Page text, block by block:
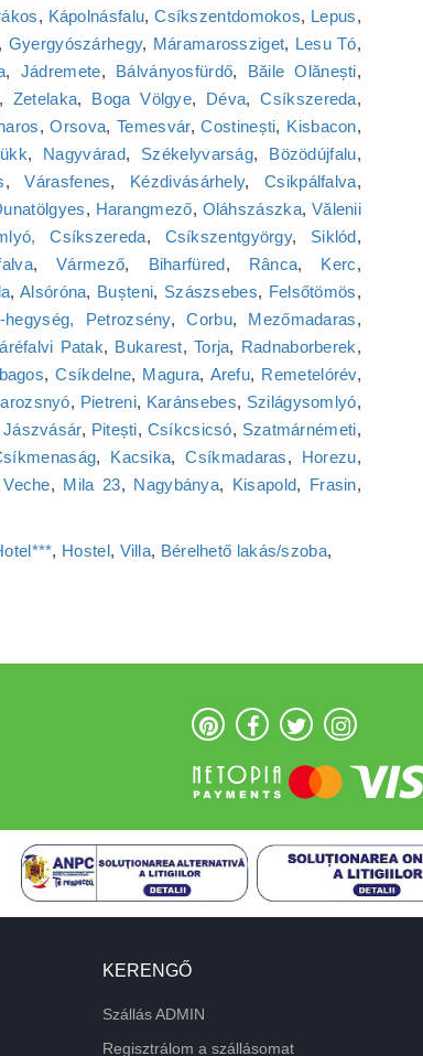
, Kápolnásfalu,Csíkszentdomokos, Lepus,
, Gyergyószárhegy, Máramarossziget, Lesu Tó,
, Jádremete, Bálványosfürdő, Băile Olănești,
, Zetelaka, Boga Völgye, Déva,Csíkszereda,
,Orsova,Temesvár,Costinești, Kisbacon,
, Nagyvárad, Székelyvarság, Bözödújfalu,
,Várasfenes, Kézdivásárhely,Csikpálfalva,
, Harangmező, Oláhszászka, Vălenii
Csíkszereda, Csíkszentgyörgy, Siklód,
,Vármező, Biharfüred, Rânca, Kerc,
,Alsóróna, Bușteni, Szászsebes, Felsőtömös,
hegység, Petrozsény,Corbu, Mezőmadaras,
Patak, Bukarest, Torja, Radnaborberek,
,Csíkdelne, Magura, Arefu, Remetelórév,
, Pietreni, Karánsebes, Szilágysomlyó,
Jászvásár, Pitești, Csíkcsicsó, Szatmárnémeti,
, Kacsika,Csíkmadaras, Horezu,
, Mila 23, Nagybánya, Kisapold, Frasin,
, Hostel, Villa, Bérelhető lakás/szoba,
KERENGŐ
Szállás ADMIN
Regisztrálom a szállásomat